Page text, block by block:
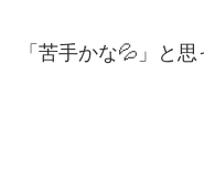
「苦手かな💦」と